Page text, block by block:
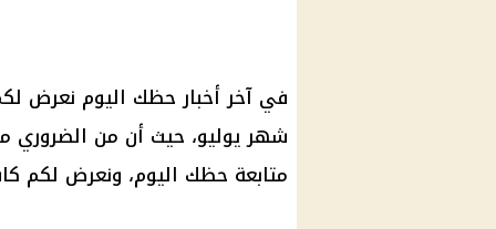
في آخر أخبار حظك اليوم نعرض
شهر يوليو، حيث أن من
متابعة حظك اليوم، ونعرض لكم